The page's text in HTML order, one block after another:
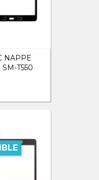
NAPPE
T550